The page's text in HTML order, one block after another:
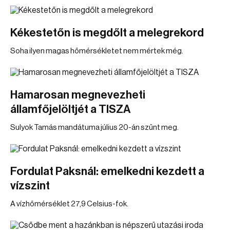
Kékestetőn is megdőlt a melegrekord
Soha ilyen magas hőmérsékletet nem mértek még.
Hamarosan megnevezheti
államfőjelöltjét a TISZA
Sulyok Tamás mandátuma július 20-án szűnt meg.
Fordulat Paksnál: emelkedni kezdett a
vízszint
A vízhőmérséklet 27,9 Celsius-fok.